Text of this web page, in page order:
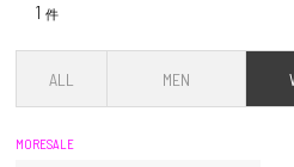
1 件
ALL MEN
MORESALE